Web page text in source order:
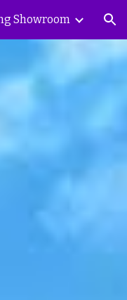
Showroom